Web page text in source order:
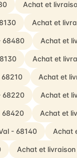
Achat et
Achat et
68480 Achat et
Achat et
Achat et
68220 Achat et
68420 Achat et
- 68140 Achat
Achat et